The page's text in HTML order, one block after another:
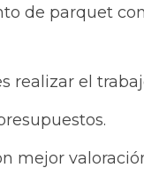
de parquet con
realizar el
mejor